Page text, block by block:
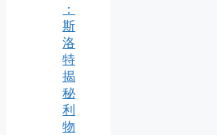
：
斯
洛
特
揭
秘
利
物